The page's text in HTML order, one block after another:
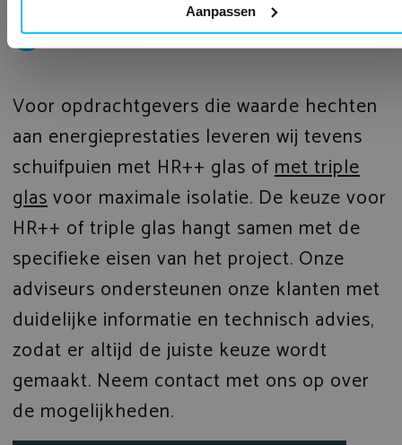
Aanpassen
glas
Voor opdrachtgevers die waarde hechten
aan energieprestaties leveren wij tevens
schuifpuien met HR++ glas ofmet triple
glasvoor maximale isolatie. De keuze voor
HR++ of triple glas hangt samen met de
specifieke eisen van het project. Onze
adviseurs ondersteunen onze klanten met
duidelijke informatie en technisch advies,
zodat er altijd de juiste keuze wordt
gemaakt. Neem contact met ons op over
de mogelijkheden.